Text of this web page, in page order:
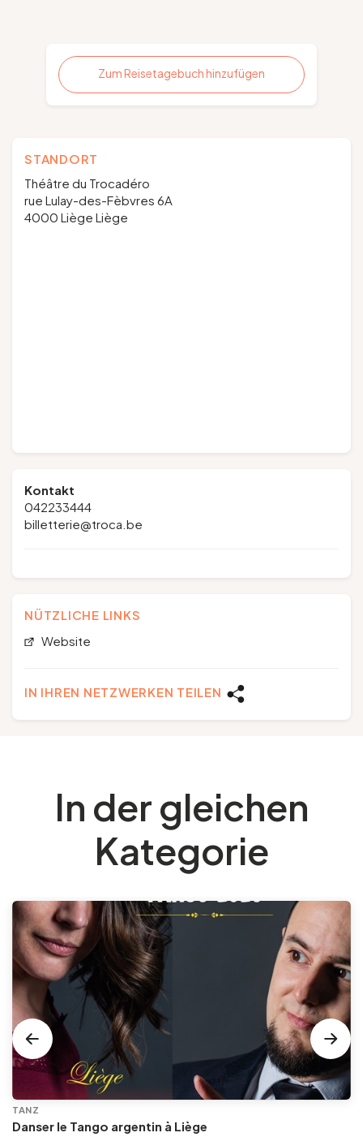
Zum Reisetagebuch hinzufügen
STANDORT
Théâtre du Trocadéro
rue Lulay-des-Fèbvres 6A
4000 Liège Liège
Kontakt
042233444
billetterie@troca.be
NÜTZLICHE LINKS
Website
IN IHREN NETZWERKEN TEILEN
In der gleichen
Kategorie
TANZ
Danser le Tango argentin à Liège